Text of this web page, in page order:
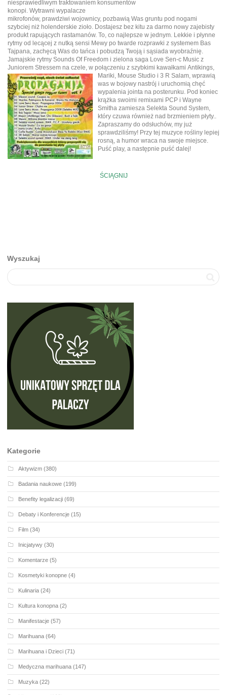
niesprawiedliwym traktowaniem konsumentów
konopi. Wytrawni wypalacze
mikrofonów, prawdziwi wojownicy, pozbawią Was gruntu pod nogami
szybciej niż holenderskie zioło. Dostajesz bez kitu za darmo nowy zajebisty
produkt rapujących rastamanów. To, co najlepsze w jednym. Lekkie i płynne
rytmy od lecącej z nutką sensi Mewy po twarde rozprawki z systemem Bas
Tajpana, zachęcą Was do tańca i pobudzą Twoją i sąsiada wyobraźnię.
Jamajskie rytmy Sounds Of Freedom i zielona saga Love Sen-c Music z
Juniorem Stressem na czele, w połączeniu z szybkimi kawałkami Antikings,
Mariki, Mouse Studio i 3 R Salam, wprawią
was w bojowy nastrój i uruchomią chęć
wypalenia jointa na posterunku. Pod koniec
krążka swoimi remixami PCP i Wayne
Smitha zamiesza Selekta Sound System,
który czuwa również nad brzmieniem płyty..
Zapraszamy do odsłuchów, my już
sprawdziliśmy! Przy tej muzyce rośliny lepiej
rosną, a humor wraca na swoje miejsce.
Puść play, a następnie puść dalej!
ŚCIĄGNIJ
Wyszukaj
Kategorie
Aktywizm (380)
Badania naukowe (199)
Benefity legalizacji (69)
Debaty i Konferencje (15)
Film (34)
Inicjatywy (30)
Komentarze (5)
Kosmetyki konopne (4)
Kulinaria (24)
Kultura konopna (2)
Manifestacje (57)
Marihuana (64)
Marihuana i Dzieci (71)
Medyczna marihuana (147)
Muzyka (22)